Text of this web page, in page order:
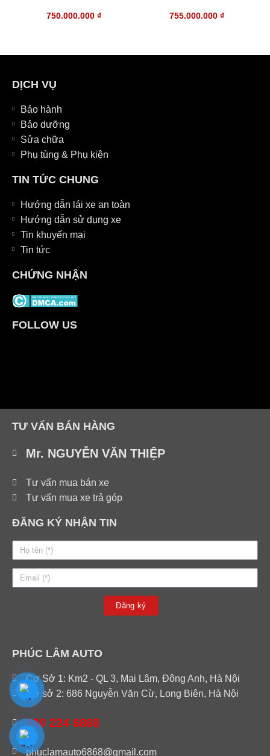
750.000.000 ₫ 755.000.000 ₫
DỊCH VỤ
Bảo hành
Bảo dưỡng
Sửa chữa
Phụ tùng & Phụ kiện
TIN TỨC CHUNG
Hướng dẫn lái xe an toàn
Hướng dẫn sử dụng xe
Tin khuyến mại
Tin tức
CHỨNG NHẬN
FOLLOW US
TƯ VẤN BÁN HÀNG
Mr. NGUYỄN VĂN THIỆP
Tư vấn mua bán xe
Tư vấn mua xe trả góp
ĐĂNG KÝ NHẬN TIN
Đăng ký
PHÚC LÂM AUTO
Cơ Sở 1: Km2 - QL 3, Mai Lâm, Đông Anh, Hà Nội
Cơ sở 2: 686 Nguyễn Văn Cừ, Long Biên, Hà Nội
090 224 6868
phuclamauto6868@gmail.com